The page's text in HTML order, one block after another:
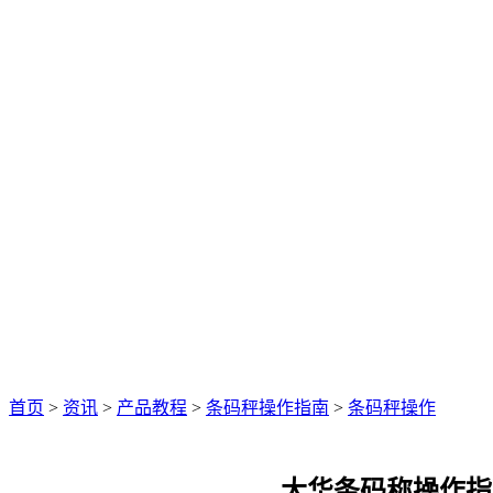
首页 > 资讯 > 产品教程 > 条码秤操作指南 > 条码秤操作